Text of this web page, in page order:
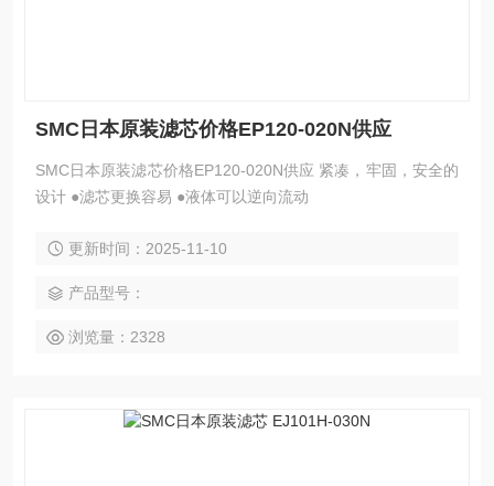
SMC日本原装滤芯价格EP120-020N供应
SMC日本原装滤芯价格EP120-020N供应 紧凑，牢固，安全的
设计 ●滤芯更换容易 ●液体可以逆向流动
更新时间：2025-11-10
产品型号：
浏览量：2328